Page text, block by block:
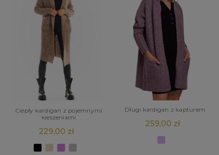
Ciepły kardigan z pojemnymi
kieszeniami
229,00 zł
Długi kardigan z kapturem
259,00 zł